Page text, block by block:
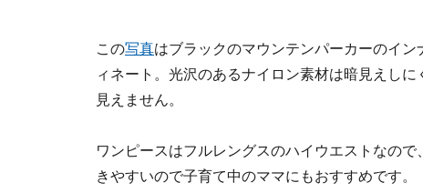
この写真はブラックのマウンテンパーカーのイ
ィネート。光沢のあるナイロン素材は暗見えし
見えません。
ワンピースはフルレングスのハイウエストなの
きやすいので子育て中のママにもおすすめです。